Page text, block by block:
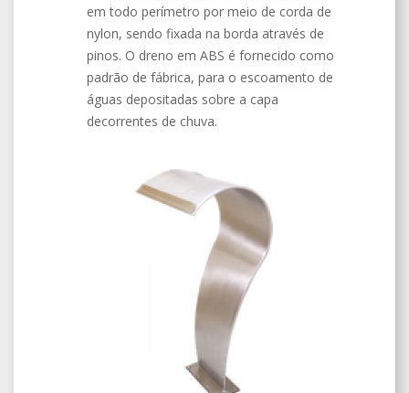
em todo perímetro por meio de corda de
nylon, sendo fixada na borda através de
pinos. O dreno em ABS é fornecido como
padrão de fábrica, para o escoamento de
águas depositadas sobre a capa
decorrentes de chuva.